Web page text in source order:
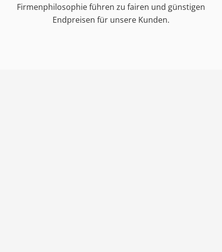
Firmenphilosophie führen zu fairen und günstigen
Endpreisen für unsere Kunden.